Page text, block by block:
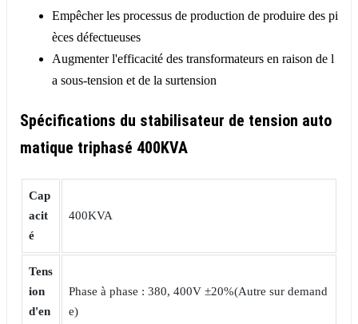
Empêcher les processus de production de produire des pi
èces défectueuses
Augmenter l'efficacité des transformateurs en raison de l
a sous-tension et de la surtension
Spécifications du stabilisateur de tension auto
matique triphasé 400KVA
Cap
acit
é
400KVA
Tens
ion
d'en
Phase à phase : 380, 400V ±20%(Autre sur demand
e)